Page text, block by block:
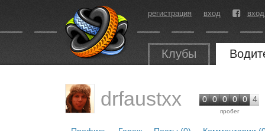
регистрация вход
Клубы
drfaustxx 0 0 0 0 0 4
пробег